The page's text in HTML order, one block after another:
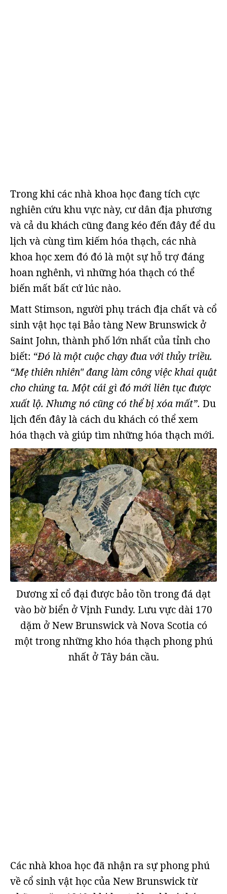
Trong khi các nhà khoa học đang tích cực
nghiên cứu khu vực này, cư dân địa phương
và cả du khách cũng đang kéo đến đây để du
lịch và cùng tìm kiếm hóa thạch, các nhà
khoa học xem đó đó là một sự hỗ trợ đáng
hoan nghênh, vì những hóa thạch có thể
biến mất bất cứ lúc nào.
Matt Stimson, người phụ trách địa chất và cổ
sinh vật học tại Bảo tàng New Brunswick ở
Saint John, thành phố lớn nhất của tỉnh cho
biết: “Đó là một cuộc chạy đua với thủy triều.
“Mẹ thiên nhiên" đang làm công việc khai quật
cho chúng ta. Một cái gì đó mới liên tục được
xuất lộ. Nhưng nó cũng có thể bị xóa mất”. Du
lịch đến đây là cách du khách có thể xem
hóa thạch và giúp tìm những hóa thạch mới.
Dương xỉ cổ đại được bảo tồn trong đá dạt
vào bờ biển ở Vịnh Fundy. Lưu vực dài 170
dặm ở New Brunswick và Nova Scotia có
một trong những kho hóa thạch phong phú
nhất ở Tây bán cầu.
Các nhà khoa học đã nhận ra sự phong phú
về cổ sinh vật học của New Brunswick từ